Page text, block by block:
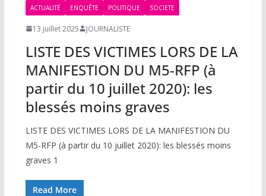
ACTUALITÉ ENQUÊTE POLITIQUE SOCIETE
13 juillet 2025 JOURNALISTE
LISTE DES VICTIMES LORS DE LA
MANIFESTION DU M5-RFP (à
partir du 10 juillet 2020): les
blessés moins graves
LISTE DES VICTIMES LORS DE LA MANIFESTION DU
M5-RFP (à partir du 10 juillet 2020): les blessés moins
graves 1
Read More